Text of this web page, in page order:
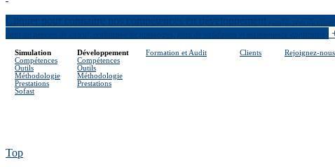
Cliquer pour connaître nos compétences en développement
(audit,
dans un process de calcul, réalisation de prototypes, plan de validation et maintenance applicative)
Simulation
Compétences
Outils
Méthodologie
Prestations
Sofast
Développement
Compétences
Outils
Méthodologie
Prestations
Formation et Audit Clients Rejoignez-nous
Top